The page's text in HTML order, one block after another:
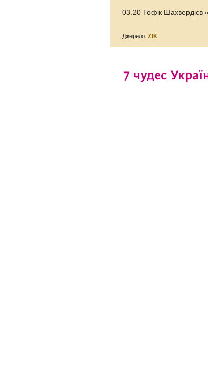
03.20 Тофік Шахвердієв
Джерело:ZIK